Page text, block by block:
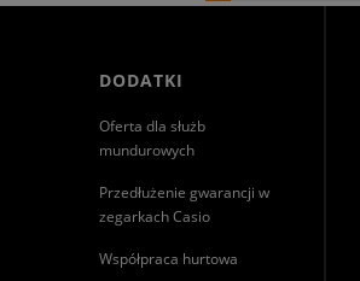
Mamy szczerą nadzieję, że
na dłużej. Z serdecznymi
DODATKI
Oferta dla służb
mundurowych
Przedłużenie gwarancji w
zegarkach Casio
Współpraca hurtowa